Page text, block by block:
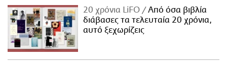
20 χρόνια LiFO
Από όσα βιβλία
διάβασες τα τελευταία 20 χρόνια,
αυτό ξεχωρίζεις